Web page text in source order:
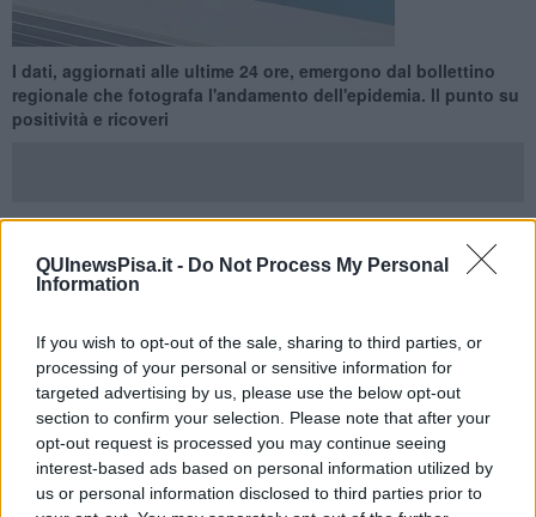
QUInewsPisa.it - Do Not Process My Personal
Information
If you wish to opt-out of the sale, sharing to third parties, or
processing of your personal or sensitive information for
targeted advertising by us, please use the below opt-out
section to confirm your selection. Please note that after your
opt-out request is processed you may continue seeing
interest-based ads based on personal information utilized by
us or personal information disclosed to third parties prior to
I dati, aggiornati alle ultime 24 ore, emergono dal bollettino
regionale che fotografa l'andamento dell'epidemia. Il punto su
positività e ricoveri
PISA —Tra ieri e oggi in provincia di Pisa sono stati accertati 181
nuovi casi di positività al Covid-19 e si è verificato un decesso
che fotografa l'andamento dell'epidemia in Toscana e che a livello
regionale segnala 1846 nuovi contagi distribuiti su 203 comuni.
Vediamo la distribuzione in provincia di Pisa:
Area Pisana:
San Giuliano terme 25, Calci 4, Santa Luce 1,